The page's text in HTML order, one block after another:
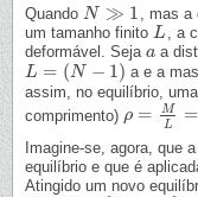
Quando N ≫ 1
N≫1
, mas a
um tamanho finito L
L , a
deformável. Seja a
a a
L = (N − 1)
L= (N −1) a e a
assim, no equilíbrio,
comprimento) ρ =
M
L
=
ρ=M L=N m(
Imagine-se, agora, que
equilíbrio e que é
Atingido um novo